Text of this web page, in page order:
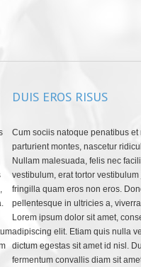
DUIS EROS RISUS
Cum sociis natoque penatibus et
parturient montes, nascetur
Nullam malesuada, felis nec
vestibulum, erat tortor
fringilla quam eros non eros.
pellentesque in ultricies a,
Lorem ipsum dolor sit amet,
adipiscing elit. Etiam quis nulla
dictum egestas sit amet id nisl.
fermentum convallis diam sit